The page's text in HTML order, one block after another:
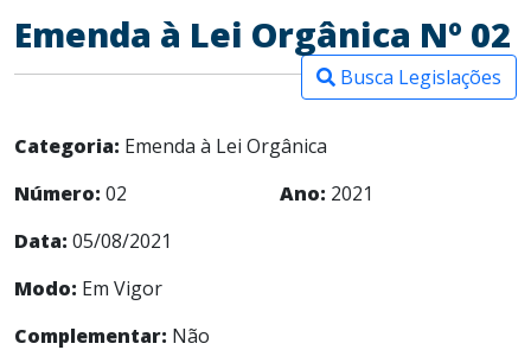
Emenda à Lei Orgânica Nº 02
Busca Legislações
Categoria: Emenda à Lei Orgânica
Número: 02 Ano: 2021
Data: 05/08/2021
Modo: Em Vigor
Complementar: Não